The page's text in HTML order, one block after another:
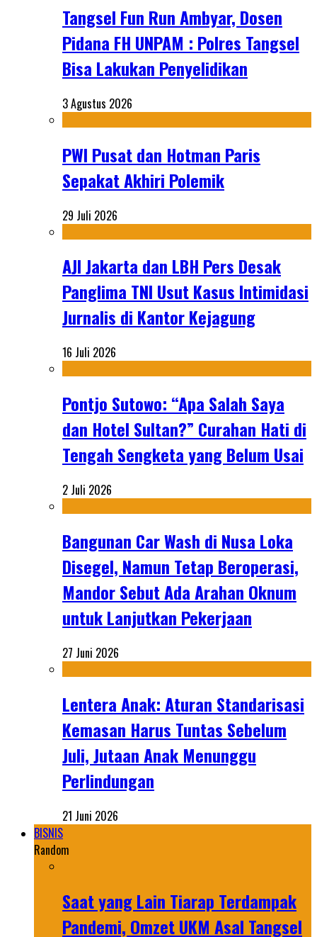
Tangsel Fun Run Ambyar, Dosen
Pidana FH UNPAM : Polres Tangsel
Bisa Lakukan Penyelidikan
3 Agustus 2026
PWI Pusat dan Hotman Paris
Sepakat Akhiri Polemik
29 Juli 2026
AJI Jakarta dan LBH Pers Desak
Panglima TNI Usut Kasus Intimidasi
Jurnalis di Kantor Kejagung
16 Juli 2026
Pontjo Sutowo: “Apa Salah Saya
dan Hotel Sultan?” Curahan Hati di
Tengah Sengketa yang Belum Usai
2 Juli 2026
Bangunan Car Wash di Nusa Loka
Disegel, Namun Tetap Beroperasi,
Mandor Sebut Ada Arahan Oknum
untuk Lanjutkan Pekerjaan
27 Juni 2026
Lentera Anak: Aturan Standarisasi
Kemasan Harus Tuntas Sebelum
Juli, Jutaan Anak Menunggu
Perlindungan
21 Juni 2026
BISNIS
Random
Saat yang Lain Tiarap Terdampak
Pandemi, Omzet UKM Asal Tangsel